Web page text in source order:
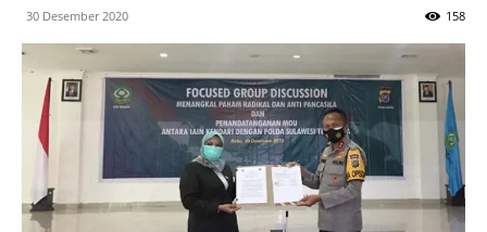
30 Desember 2020 158